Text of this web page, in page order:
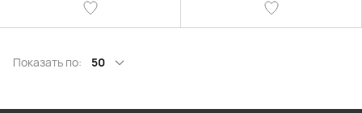
Показать по: 50